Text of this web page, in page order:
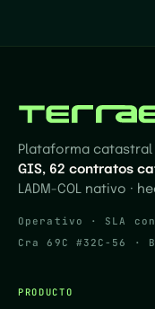
Plataforma
GIS, 62 contratos
LADM-COL nativo ·
Operativo · SLA
Cra 69C #32C-56 ·
PRODUCTO